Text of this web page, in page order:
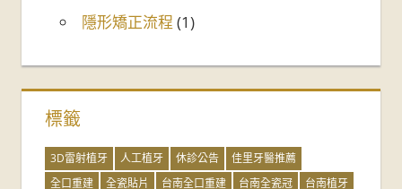
隱形矯正流程 (1)
標籤
3D雷射植牙 人工植牙 休診公告
佳里牙醫推薦
全口重建
全瓷貼片 台南全口重建 台南全瓷冠 台南植牙